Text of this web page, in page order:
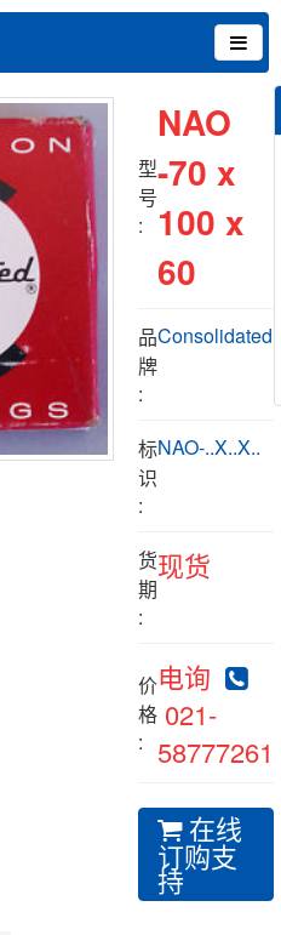
型
号
:
NAO
-70 x
100 x
60
品
牌
:
Consolidated
标
识
:
NAO-..X..X..
货
期
:
现货
价
格
:
电询
021-
58777261
在线
订购支
持